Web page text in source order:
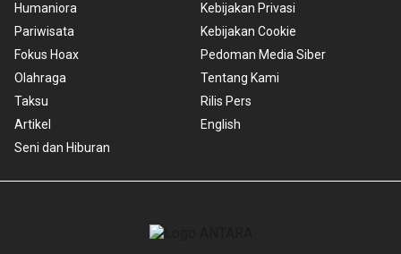
Humaniora
Pariwisata
Fokus Hoax
Olahraga
Taksu
Artikel
Seni dan Hiburan
Kebijakan Privasi
Kebijakan Cookie
Pedoman Media Siber
Tentang Kami
Rilis Pers
English